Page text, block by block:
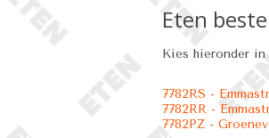
Eten
Kies hieronder
7782RS -
7782RR -
7782PZ -